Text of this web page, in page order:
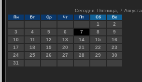
Сегодня: Пятница, 7 Августа
Пн Вт Ср Чт Пт Сб Вс
1
2
3
4 5 6 7 8
9
10
11 12 13 14 15
16
17
18 19 20 21 22
23
24
25 26 27 28 29
30
31